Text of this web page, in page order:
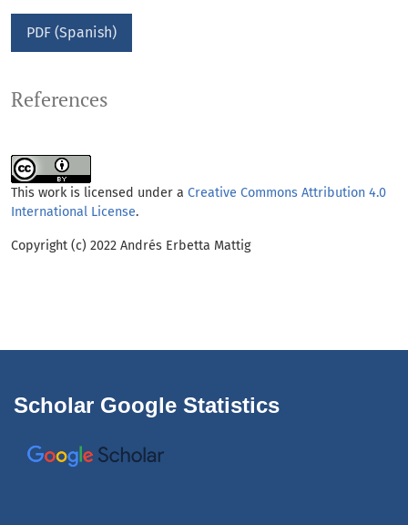
PDF (Spanish)
References
This work is licensed under a Creative Commons Attribution 4.0
International License.
Copyright (c) 2022 Andrés Erbetta Mattig
Scholar Google Statistics